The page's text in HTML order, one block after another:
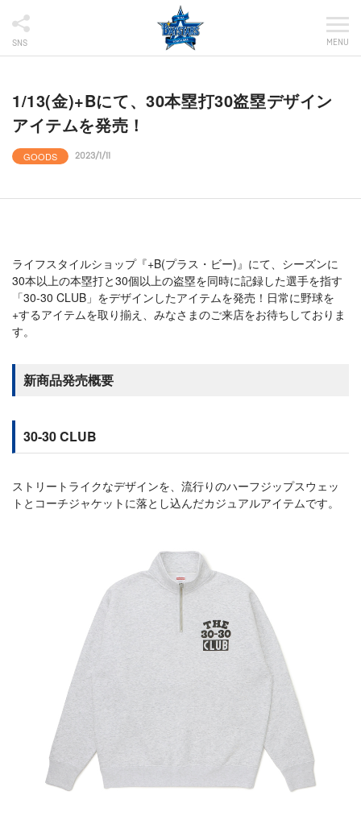
SNS MENU
1/13(金)+Bにて、30本塁打30盗塁デザイン
アイテムを発売！
GOODS 2023/1/11
ライフスタイルショップ『+B(プラス・ビー)』にて、シーズンに
30本以上の本塁打と30個以上の盗塁を同時に記録した選手を指す
「30-30 CLUB」をデザインしたアイテムを発売！日常に野球を
+するアイテムを取り揃え、みなさまのご来店をお待ちしておりま
す。
新商品発売概要
30-30 CLUB
ストリートライクなデザインを、流行りのハーフジップスウェッ
トとコーチジャケットに落とし込んだカジュアルアイテムです。